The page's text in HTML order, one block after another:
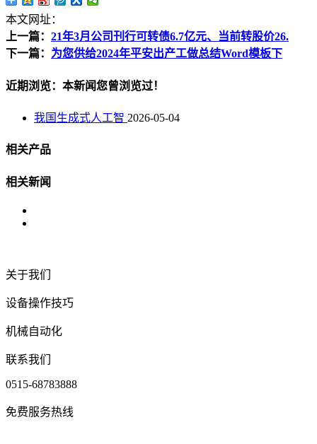
本文网址：
上一篇： 21年3月公司刊行可转债6.7亿元、当前转股价26.
下一篇： 为您供给2024年平安出产工做总结Word模板下
近期浏览：本新闻您曾浏览过！
我国生成式人工智 2026-05-04
相关产品
相关新闻
关于我们
设备操作技巧
机械自动化
联系我们
0515-68783888
免费服务热线